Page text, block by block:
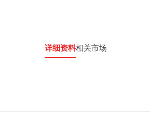
详细资料相关市场